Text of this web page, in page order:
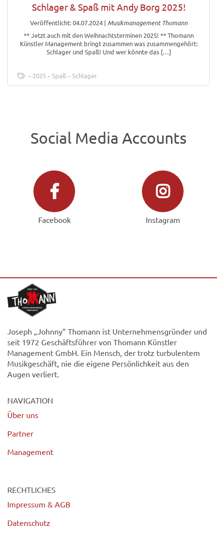
Schlager & Spaß mit Andy Borg 2025!
Veröffentlicht: 04.07.2024| Musikmanagement Thomann
** Jetzt auch mit den Weihnachtsterminen 2025! ** Thomann
Künstler Management bringt zusammen was zusammengehört:
Schlager und Spaß! Und wer könnte das […]
2025 Spaß Schlager
Social Media Accounts
Facebook Instagram
Joseph „Johnny” Thomann ist Unternehmensgründer und
seit 1972 Geschäftsführer von Thomann Künstler
Management GmbH. Ein Mensch, der trotz turbulentem
Musikgeschäft, nie die eigene Persönlichkeit aus den
Augen verliert.
NAVIGATION
Über uns
Partner
Management
RECHTLICHES
Impressum & AGB
Datenschutz